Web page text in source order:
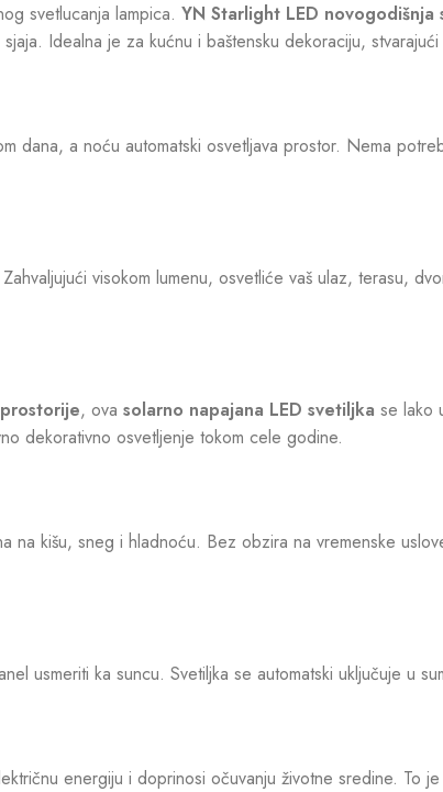
svetlucanja lampica. YN Starlight LED novogodišnja
Idealna je za kućnu i baštensku dekoraciju,
dana, a noću automatski osvetljava prostor. Nema
visokom lumenu, osvetliće vaš ulaz, terasu,
, ova solarno napajana LED svetiljka se lako
dekorativno osvetljenje tokom cele godine.
na kišu, sneg i hladnoću. Bez obzira na vremenske
usmeriti ka suncu. Svetiljka se automatski uključuje u
energiju i doprinosi očuvanju životne sredine. To